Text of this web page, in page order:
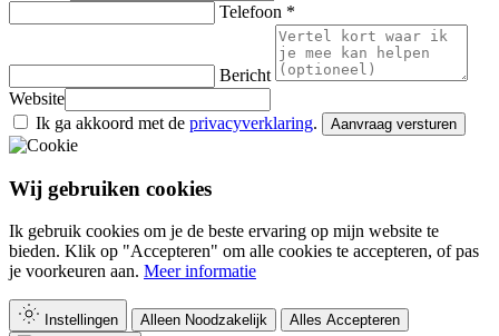
Telefoon *
Bericht
Website
Ik ga akkoord met de privacyverklaring. Aanvraag versturen
Wij gebruiken cookies
Ik gebruik cookies om je de beste ervaring op mijn website te
bieden. Klik op "Accepteren" om alle cookies te accepteren, of pas
je voorkeuren aan. Meer informatie
Instellingen Alleen Noodzakelijk
Alles Accepteren